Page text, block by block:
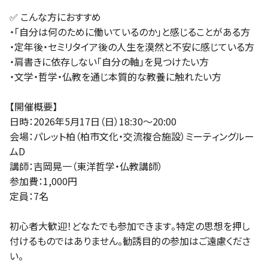
✅ こんな方におすすめ
・「自分は何のために働いているのか」と感じることがある方
・定年後・セミリタイア後の人生を漠然と不安に感じている方
・肩書きに依存しない「自分の軸」を見つけたい方
・文学・哲学・仏教を通じ本質的な教養に触れたい方
【開催概要】
日時：2026年5月17日（日）18:30〜20:00
会場：パレット柏（柏市文化・交流複合施設）ミーティングルー
ムD
講師：吉岡晃一（東洋哲学・仏教講師）
参加費：1,000円
定員：7名
初心者大歓迎！どなたでも参加できます。特定の思想を押し
付けるものではありません。勧誘目的の参加はご遠慮くださ
い。